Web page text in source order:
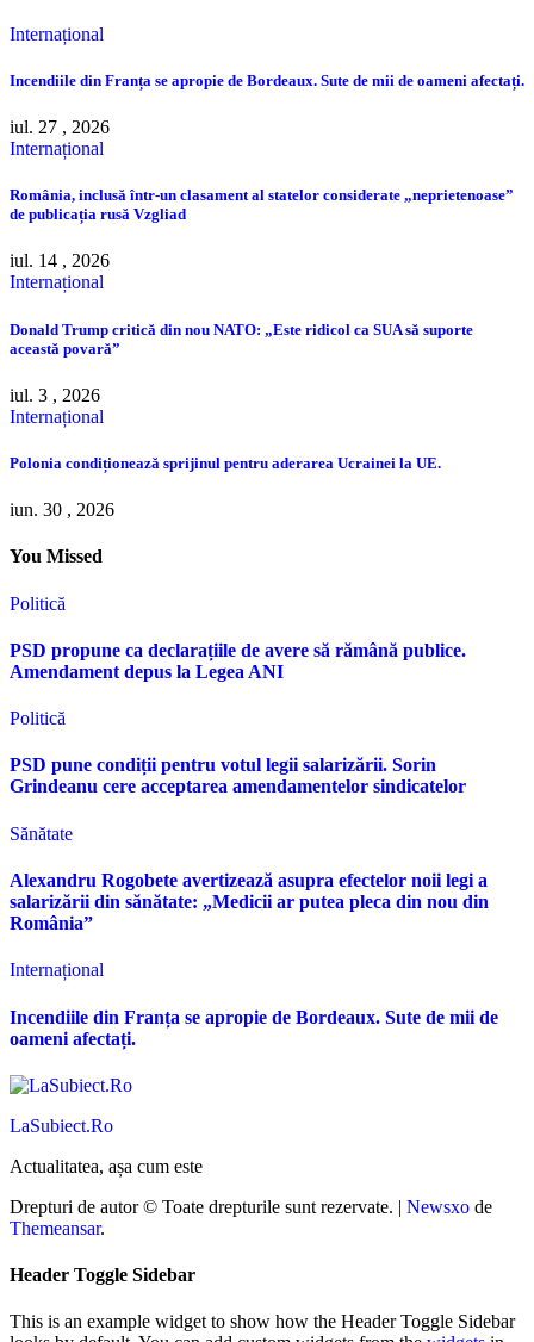
Internațional
Incendiile din Franța se apropie de Bordeaux. Sute de mii de oameni afectați.
iul. 27 , 2026
Internațional
România, inclusă într-un clasament al statelor considerate „neprietenoase”
de publicația rusă Vzgliad
iul. 14 , 2026
Internațional
Donald Trump critică din nou NATO: „Este ridicol ca SUA să suporte
această povară”
iul. 3 , 2026
Internațional
Polonia condiționează sprijinul pentru aderarea Ucrainei la UE.
iun. 30 , 2026
You Missed
Politică
PSD propune ca declarațiile de avere să rămână publice.
Amendament depus la Legea ANI
Politică
PSD pune condiții pentru votul legii salarizării. Sorin
Grindeanu cere acceptarea amendamentelor sindicatelor
Sănătate
Alexandru Rogobete avertizează asupra efectelor noii legi a
salarizării din sănătate: „Medicii ar putea pleca din nou din
România”
Internațional
Incendiile din Franța se apropie de Bordeaux. Sute de mii de
oameni afectați.
LaSubiect.Ro
Actualitatea, așa cum este
Drepturi de autor © Toate drepturile sunt rezervate. | Newsxo de
Themeansar.
Header Toggle Sidebar
This is an example widget to show how the Header Toggle Sidebar